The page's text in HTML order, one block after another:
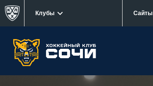
Клубы Сайты